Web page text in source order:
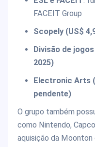
FACEIT Group
Scopely (US$
Divisão de
2025)
Electronic Arts
pendente)
O grupo também
como Nintendo,
aquisição da